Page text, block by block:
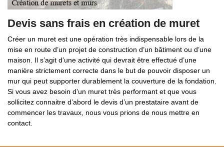
Devis sans frais en création de muret
Créer un muret est une opération très indispensable lors de la
mise en route d’un projet de construction d’un bâtiment ou d’une
maison. Il s’agit d’une activité qui devrait être effectué d’une
manière strictement correcte dans le but de pouvoir disposer un
mur qui peut supporter durablement la couverture de la fondation.
Si vous avez besoin d’un muret très performant et que vous
sollicitez connaitre d’abord le devis d’un prestataire avant de
commencer les travaux, nous vous prions de nous mettre en
contact.